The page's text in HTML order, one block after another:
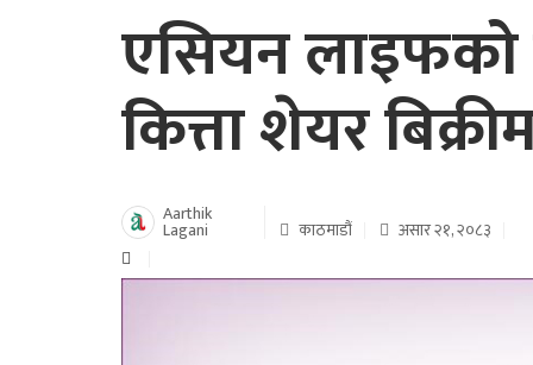
एसियन लाइफको
कित्ता शेयर
Aarthik
Lagani काठमाडौं असार २१, २०८३